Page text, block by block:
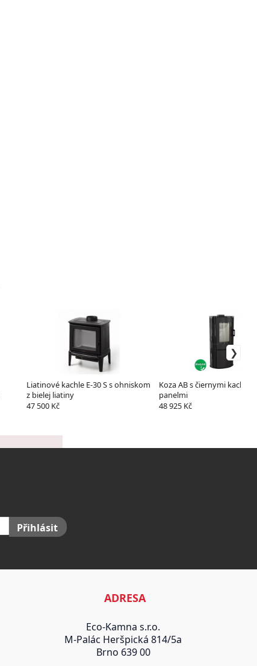
Liatinové kachle E-30 S s ohniskom
z bielej liatiny
47 500 Kč
Koza AB s čiernymi
panelmi
48 925 Kč
Přihlásit
ADRESA
Eco-Kamna s.r.o.
M-Palác Heršpická 814/5a
Brno 639 00